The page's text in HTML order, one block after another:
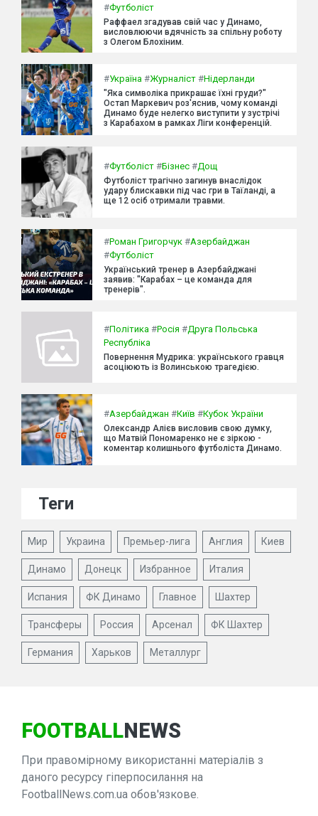
#Футболіст
Раффаел згадував свій час у Динамо,
висловлюючи вдячність за спільну роботу
з Олегом Блохіним.
#Україна #Журналіст #Нідерланди
"Яка символіка прикрашає їхні груди?"
Остап Маркевич роз'яснив, чому команді
Динамо буде нелегко виступити у зустрічі
з Карабахом в рамках Ліги конференцій.
#Футболіст #Бізнес #Дощ
Футболіст трагічно загинув внаслідок
удару блискавки під час гри в Таїланді, а
ще 12 осіб отримали травми.
#Роман Григорчук #Азербайджан
#Футболіст
Український тренер в Азербайджані
заявив: "Карабах – це команда для
тренерів".
#Політика #Росія #Друга Польська
Республіка
Повернення Мудрика: українського гравця
асоціюють із Волинською трагедією.
#Азербайджан #Київ #Кубок України
Олександр Алієв висловив свою думку,
що Матвій Пономаренко не є зіркою -
коментар колишнього футболіста Динамо.
Теги
Мир Украина Премьер-лига Англия Киев
Динамо Донецк Избранное Италия
Испания ФК Динамо Главное Шахтер
Трансферы Россия Арсенал ФК Шахтер
Германия Харьков Металлург
FOOTBALLNEWS
При правомірному використанні матеріалів з
даного ресурсу гіперпосилання на
FootballNews.com.ua обов'язкове.